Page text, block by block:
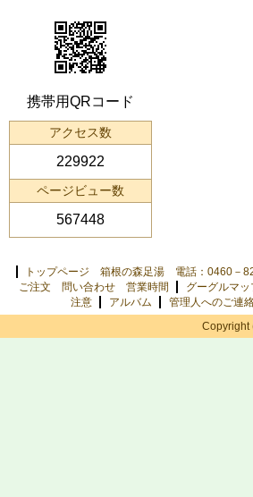
携帯用QRコード
アクセス数
229922
ページビュー数
567448
トップページ 箱根の森足湯 電話：0460－
ご注文 問い合わせ 営業時間
グーグルマッ
注意
アルバム 管理人へのご連
Copyright